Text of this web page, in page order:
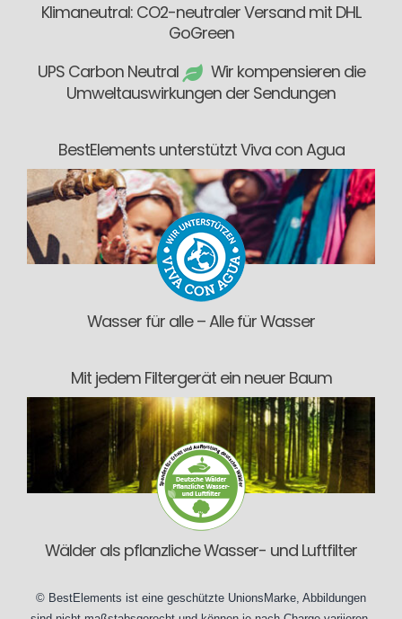
Klimaneutral: CO2-neutraler Versand mit DHL
GoGreen
UPS Carbon Neutral
Wir kompensieren die
Umweltauswirkungen der Sendungen
BestElements unterstützt Viva con Agua
Wasser für alle – Alle für Wasser
Mit jedem Filtergerät ein neuer Baum
Wälder als pflanzliche Wasser- und Luftfilter
© BestElements ist eine geschützte UnionsMarke, Abbildungen